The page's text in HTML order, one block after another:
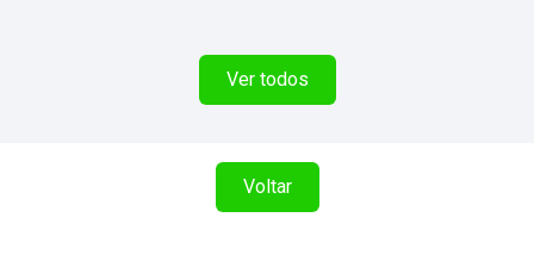
Ver todos
Voltar